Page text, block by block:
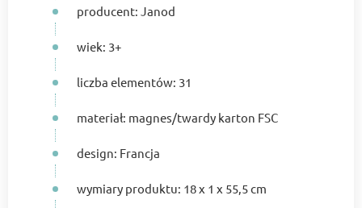
producent: Janod
wiek: 3+
liczba elementów: 31
materiał: magnes/twardy karton FSC
design: Francja
wymiary produktu: 18 x 1 x 55,5 cm